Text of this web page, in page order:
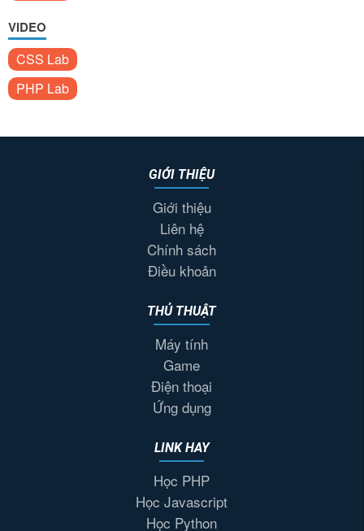
VIDEO
CSS Lab
PHP Lab
GIỚI THIỆU
Giới thiệu
Liên hệ
Chính sách
Điều khoản
THỦ THUẬT
Máy tính
Game
Điện thoại
Ứng dụng
LINK HAY
Học PHP
Học Javascript
Học Python